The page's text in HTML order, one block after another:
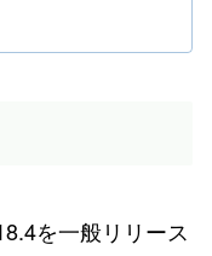
を一般リリース